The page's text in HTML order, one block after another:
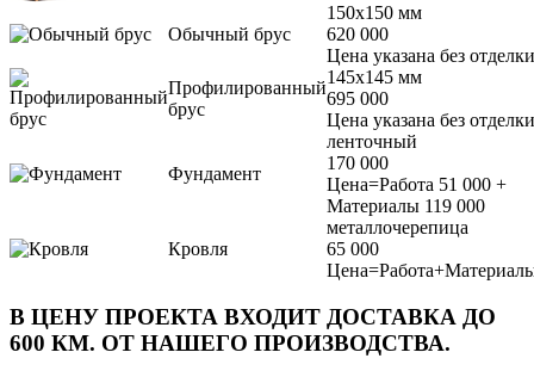
Обычный брус
150х150 мм
620 000
Цена указана без отделки
Профилированный
брус
145х145 мм
695 000
Цена указана без отделки
Фундамент
ленточный
170 000
Цена=Работа 51 000 +
Материалы 119 000
Кровля
металлочерепица
65 000
В ЦЕНУ ПРОЕКТА ВХОДИТ ДОСТАВКА ДО
600 КМ. ОТ НАШЕГО ПРОИЗВОДСТВА.